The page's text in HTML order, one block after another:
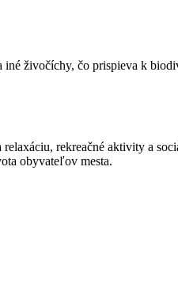
živočíchy, čo prispieva k
rekreačné aktivity a
obyvateľov mesta.